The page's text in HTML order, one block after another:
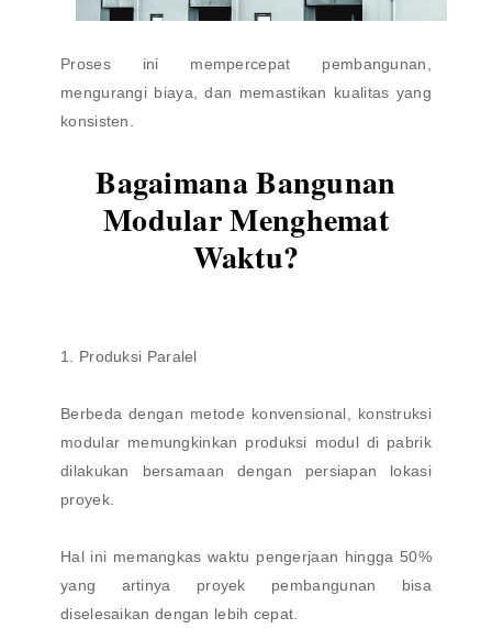
Proses ini mempercepat pembangunan,
mengurangi biaya, dan memastikan kualitas yang
konsisten.
Bagaimana Bangunan
Modular Menghemat
Waktu?
1. Produksi Paralel
Berbeda dengan metode konvensional, konstruksi
modular memungkinkan produksi modul di pabrik
dilakukan bersamaan dengan persiapan lokasi
proyek.
Hal ini memangkas waktu pengerjaan hingga 50%
yang artinya proyek pembangunan bisa
diselesaikan dengan lebih cepat.